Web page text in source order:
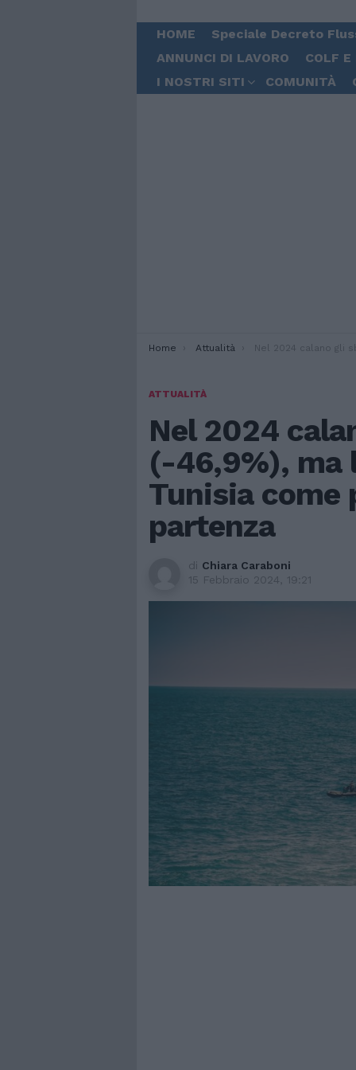
HOME Speciale Decreto
ANNUNCI DI LAVORO
COLF
I NOSTRI SITI
COMUNITÀ
You are here:
Home Attualità Nel 2024 calano gli sbarchi (-46,9%), ma la Libia supera la
ATTUALITÀ
Nel 2024
(-46,9%), ma
Tunisia come
partenza
di Chiara Caraboni
15 Febbraio 2024, 19:21